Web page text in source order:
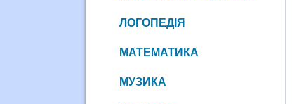
ЛОГОПЕДІЯ
МАТЕМАТИКА
МУЗИКА